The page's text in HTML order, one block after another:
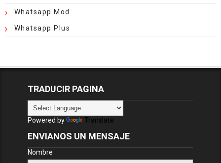
Whatsapp Mod
Whatsapp Plus
TRADUCIR PAGINA
Powered by Translate
ENVIANOS UN MENSAJE
Nombre